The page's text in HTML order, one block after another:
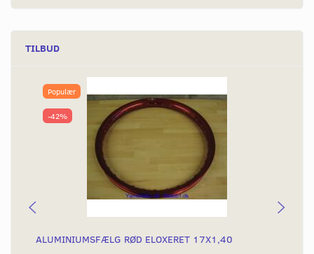
TILBUD
Populær
-42%
ALUMINIUMSFÆLG RØD ELOXERET 17X1,40